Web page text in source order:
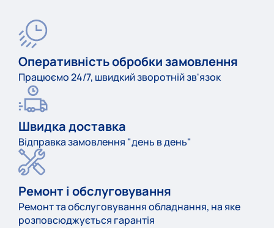
Оперативність обробки замовлення
Працюємо 24/7, швидкий зворотній зв'язок
Швидка доставка
Відправка замовлення "день в день"
Ремонт і обслуговування
Ремонт та обслуговування обладнання, на яке
розповсюджується гарантія